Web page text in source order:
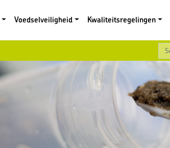
Voedselveiligheid Kwaliteitsregelingen